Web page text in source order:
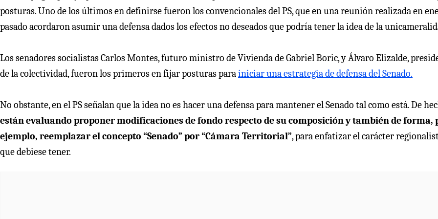
posturas. Uno de los últimos en definirse fueron los convencionales del PS, que en una reunión realizada en
pasado acordaron asumir una defensa dados los efectos no deseados que podría tener la idea de la
Los senadores socialistas Carlos Montes, futuro ministro de Vivienda de Gabriel Boric, y Álvaro Elizalde,
de la colectividad, fueron los primeros en fijar posturas parainiciar una estrategia de defensa del Senado.
No obstante, en el PS señalan que la idea no es hacer una defensa para mantener el Senado tal como está. De
están evaluando proponer modificaciones de fondo respecto de su composición y también de forma,
ejemplo, reemplazar el concepto “Senado” por “Cámara Territorial”, para enfatizar el carácter
que debiese tener.